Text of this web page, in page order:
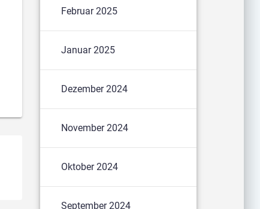
Februar 2025
Januar 2025
Dezember 2024
November 2024
Oktober 2024
September 2024